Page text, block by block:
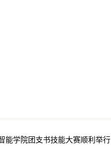
能学院团支书技能大赛顺利举行